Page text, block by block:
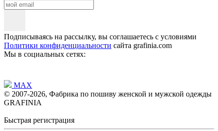
Подписываясь на рассылку, вы соглашаетесь с условиями
Политики конфиденциальности сайта grafinia.com
Мы в социальных сетях:
MAX
© 2007-2026, Фабрика по пошиву женской и мужской одежды
GRAFINIA
Быстрая регистрация